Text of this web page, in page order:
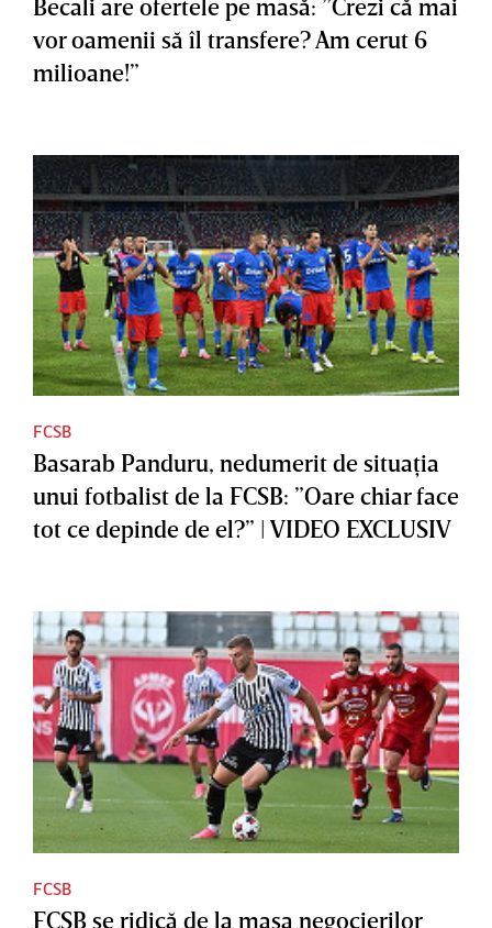
vor oamenii să îl transfere? Am cerut 6
milioane!”
FCSB
Basarab Panduru, nedumerit de situaţia
unui fotbalist de la FCSB: ”Oare chiar face
tot ce depinde de el?” | VIDEO EXCLUSIV
FCSB
FCSB se ridică de la masa negocierilor